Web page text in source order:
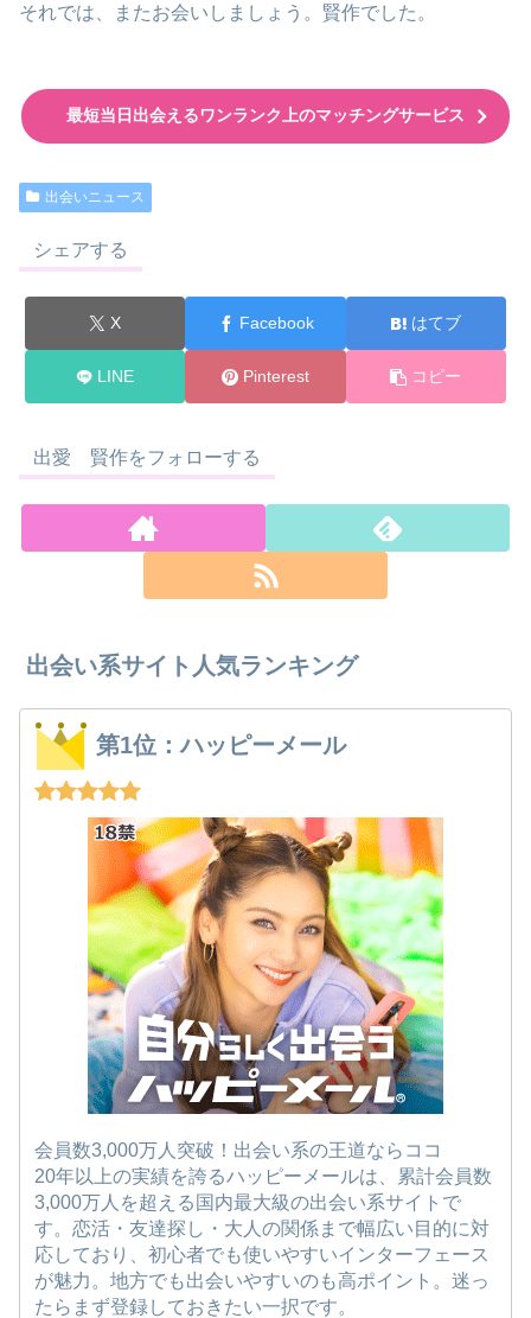
それでは、またお会いしましょう。賢作でした。
最短当日出会えるワンランク上のマッチングサービス
出会いニュース
シェアする
X Facebook はてブ
LINE Pinterest コピー
出愛 賢作をフォローする
出会い系サイト人気ランキング
第1位：ハッピーメール
会員数3,000万人突破！出会い系の王道ならココ
20年以上の実績を誇るハッピーメールは、累計会員数
3,000万人を超える国内最大級の出会い系サイトで
す。恋活・友達探し・大人の関係まで幅広い目的に対
応しており、初心者でも使いやすいインターフェース
が魅力。地方でも出会いやすいのも高ポイント。迷っ
たらまず登録しておきたい一択です。